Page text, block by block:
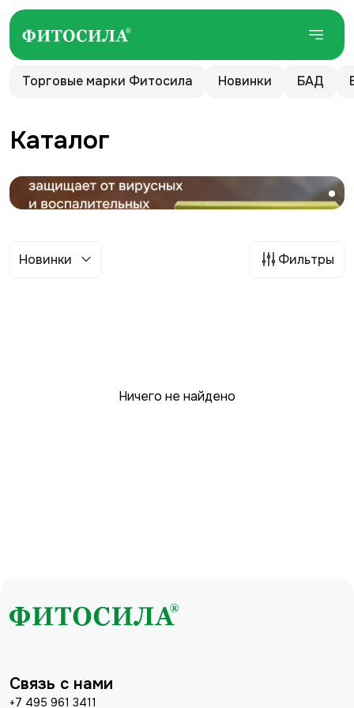
Торговые марки Фитосила Новинки БАД
Каталог
Новинки Фильтры
Ничего не найдено
Связь с нами
+7 495 961 3411